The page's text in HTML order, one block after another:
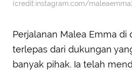
(credit:instagram.com/maleaemma)
Perjalanan Malea Emma di
terlepas dari dukungan
banyak pihak. Ia telah